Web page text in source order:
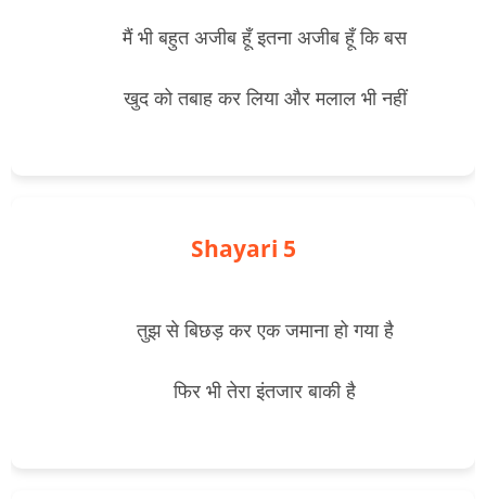
        मैं भी बहुत अजीब हूँ इतना अजीब हूँ कि बस
        खुद को तबाह कर लिया और मलाल भी नहीं
Shayari 5
        तुझ से बिछड़ कर एक जमाना हो गया है
        फिर भी तेरा इंतजार बाकी है